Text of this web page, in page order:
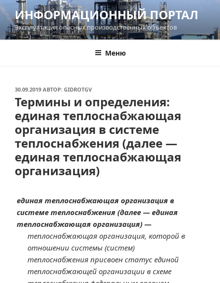
Перейти
содержимому
ИНФОРМАЦИОННЫЙ ПОРТАЛ
Эксплуатация опасных производственных объектов
Меню
ОПУБЛИКОВАНО
30.09.2019 АВТОР: GIDROTGV
Термины и определения:
единая теплоснабжающая
организация в системе
теплоснабжения (далее —
единая теплоснабжающая
организация)
единая теплоснабжающая организация в
системе теплоснабжения (далее — единая
теплоснабжающая организация) —
теплоснабжающая организация, которой в
отношении системы (систем)
теплоснабжения присвоен статус единой
теплоснабжающей организации в схеме